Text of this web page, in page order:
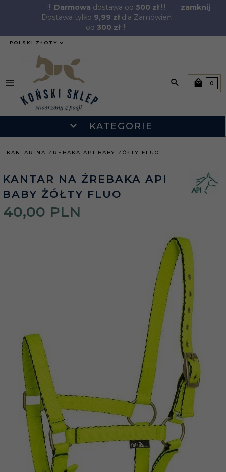
!!! Darmowa dostawa od 500 zł!!!
Dostawa tylko 9,99 złdla Zamówień
od 300 zł!!!
zamknij
currency_h
POLSKI ZŁOTY
KATEGORIE
0
STRONA GŁÓWNA DLA KONIA
KANTAR NA ŹREBAKA API BABY ŻÓŁTY FLUO
KANTAR NA ŹREBAKA API
BABY ŻÓŁTY FLUO
40,00 PLN